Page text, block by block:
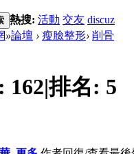
熱搜: 活動 交友 discuz
»論壇 › 瘦臉整形› 削骨
162|排名: 5